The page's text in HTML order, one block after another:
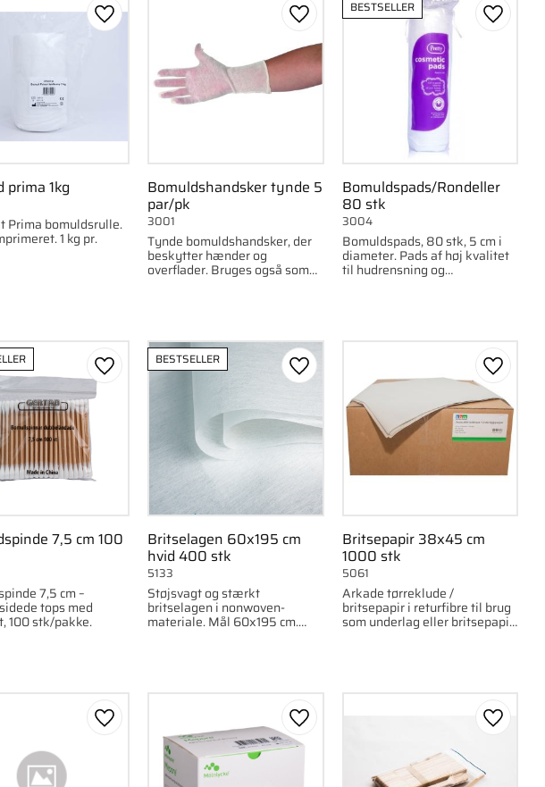
prima 1kg
Prima bomuldsrulle.
1 kg pr.
Gem som favorit
Bomuldshandsker tynde 5
par/pk
Tynde bomuldshandsker, der
beskytter hænder og
overflader. Bruges også som
3001
Gem som favorit
Bomuldspads/Rondeller
80 stk
Bomuldspads, 80 stk, 5 cm i
diameter. Pads af høj kvalitet
til hudrensning og
3004
BESTSELLER
Gem
7,5 cm 100
7,5 cm –
tops med
100 stk/pakke.
Gem som favorit
Britselagen 60x195 cm
hvid 400 stk
Støjsvagt og stærkt
britselagen i nonwoven-
materiale. Mål 60x195 cm.
5133
BESTSELLER
Gem som favorit
Britsepapir 38x45 cm
1000 stk
Arkade tørreklude /
britsepapir i returfibre til brug
som underlag eller britsepapir.
5061
Gem
Gem som favorit Gem som favorit Gem